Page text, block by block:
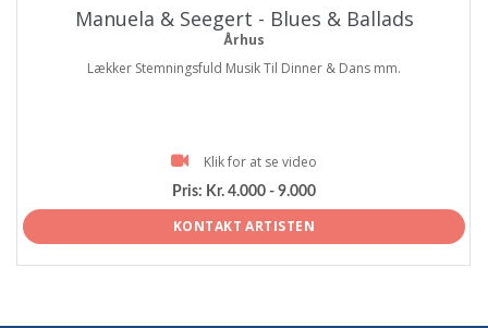
Manuela & Seegert - Blues & Ballads
Århus
Lækker Stemningsfuld Musik Til Dinner & Dans mm.
Klik for at se video
Pris: Kr. 4.000 - 9.000
KONTAKT ARTISTEN